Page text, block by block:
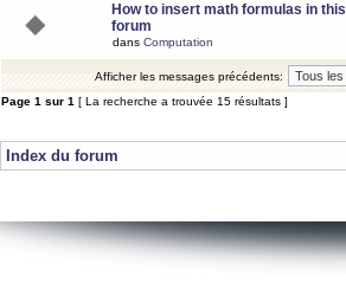
How to insert math formulas in this
forum
dans Computation
Afficher les messages précédents:
Page 1 sur 1 [ La recherche a trouvée 15 résultats ]
Index du forum